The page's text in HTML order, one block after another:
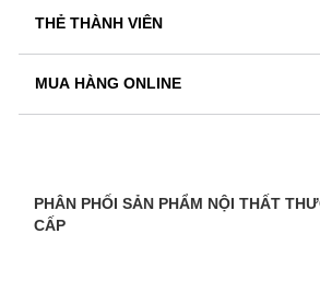
THẺ THÀNH VIÊN
MUA HÀNG ONLINE
PHÂN PHỐI SẢN PHẨM NỘI THẤT
CẤP